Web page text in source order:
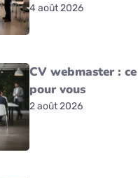
4 août 2026
CV webmaster :
pour vous
2 août 2026